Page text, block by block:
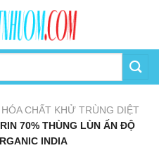
HÓA CHẤT KHỬ TRÙNG DIỆT
70% THÙNG LÙN ẤN ĐỘ
INDIA